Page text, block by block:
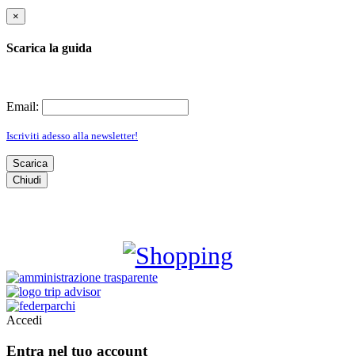
×
Scarica la guida
Email:
Iscriviti adesso alla newsletter!
Scarica
Chiudi
Accedi
Entra nel tuo account